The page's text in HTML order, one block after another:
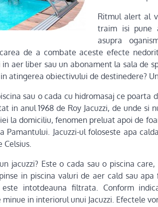
Ritmul alert al
traim isi pune
asupra
de a combate aceste efecte
aer liber sau un abonament la sala de
atingerea obiectivului de destinedere?
sau o cada cu hidromasaj ce poarta
in anul 1968 de Roy Jacuzzi, de unde si
la domiciliu, fenomen preluat apoi de
Pamantului. Jacuzzi-ul foloseste apa
Celsius.
jacuzzi? Este o cada sau o piscina
in piscina valuri de aer cald sau
intotdeauna filtrata. Conform
in interiorul unui Jacuzzi. Efectele